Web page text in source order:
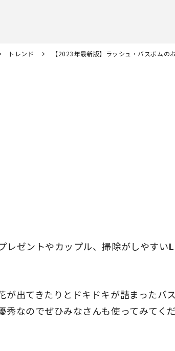
トレンド 【2023年最新版】ラッシュ・バスボム
レゼントやカップル、掃除がしやすい
出てきたりとドキドキが詰まったバ
なのでぜひみなさんも使ってみてくだ